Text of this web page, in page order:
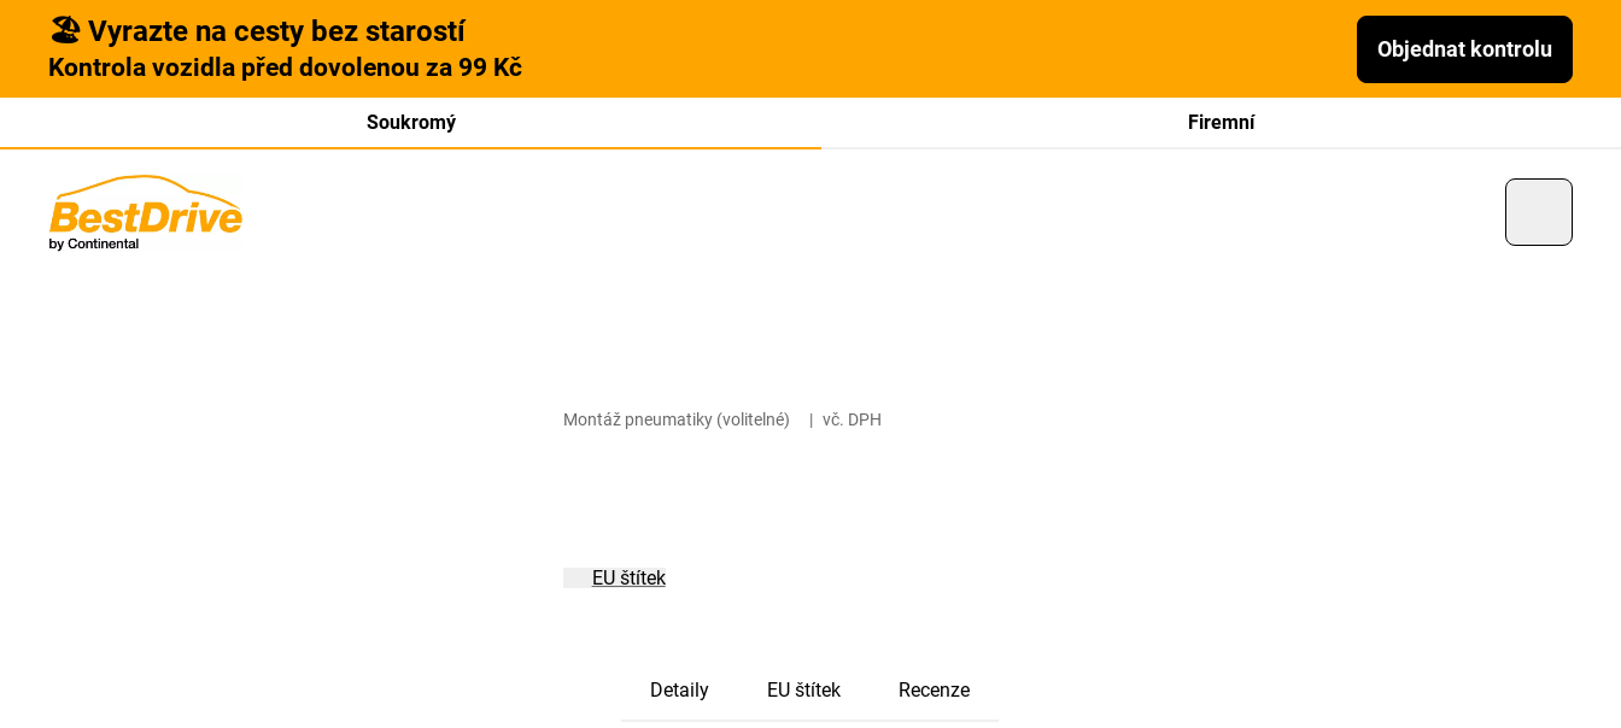
🏖️ Vyrazte na cesty bez starostí
Kontrola vozidla před dovolenou za 99 Kč
Objednat kontrolu
Soukromý Firemní
Montáž pneumatiky (volitelné) | vč. DPH
EU štítek
Detaily EU štítek Recenze